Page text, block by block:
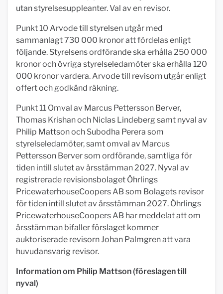
utan styrelsesuppleanter. Val av en revisor.
Punkt 10 Arvode till styrelsen utgår med
sammanlagt 730 000 kronor att fördelas enligt
följande. Styrelsens ordförande ska erhålla 250 000
kronor och övriga styrelseledamöter ska erhålla 120
000 kronor vardera. Arvode till revisorn utgår enligt
offert och godkänd räkning.
Punkt 11 Omval av Marcus Pettersson Berver,
Thomas Krishan och Niclas Lindeberg samt nyval av
Philip Mattson och Subodha Perera som
styrelseledamöter, samt omval av Marcus
Pettersson Berver som ordförande, samtliga för
tiden intill slutet av årsstämman 2027. Nyval av
registrerade revisionsbolaget Öhrlings
PricewaterhouseCoopers AB som Bolagets revisor
för tiden intill slutet av årsstämman 2027. Öhrlings
PricewaterhouseCoopers AB har meddelat att om
årsstämman bifaller förslaget kommer
auktoriserade revisorn Johan Palmgren att vara
huvudansvarig revisor.
Information om Philip Mattson (föreslagen till
nyval)